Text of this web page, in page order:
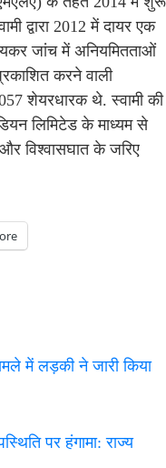
द्वारा 2012 में दायर एक
जांच में अनियमितताओं
करने वाली
शेयरधारक थे. स्वामी की
लिमिटेड के माध्यम से
विश्वासघात के जरिए
में लड़की ने जारी किया
पर हंगामा: राज्य